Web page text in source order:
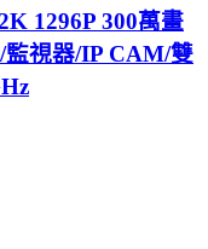
1296P 300萬畫
監視器/IP CAM/雙